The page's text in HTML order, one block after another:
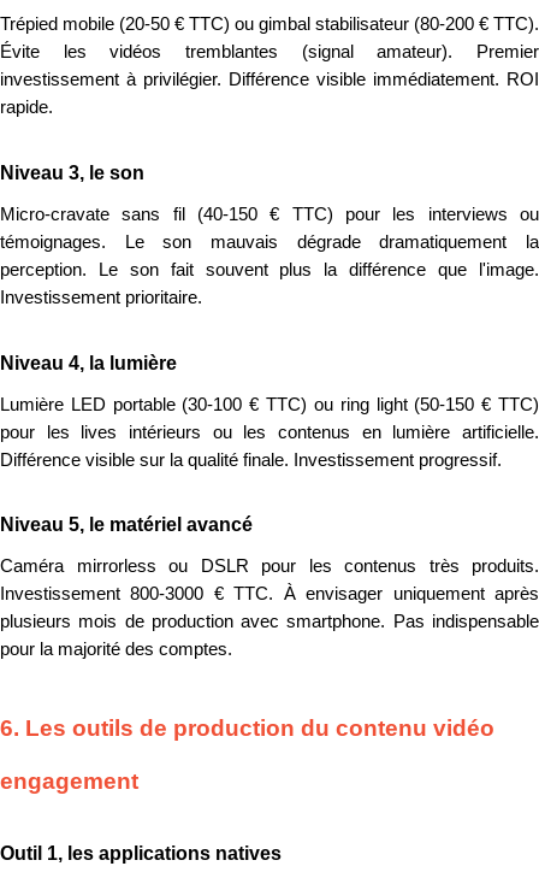
Trépied mobile (20-50 € TTC) ou gimbal stabilisateur (80-200 € TTC).
Évite les vidéos tremblantes (signal amateur). Premier
investissement à privilégier. Différence visible immédiatement. ROI
rapide.
Niveau 3, le son
Micro-cravate sans fil (40-150 € TTC) pour les interviews ou
témoignages. Le son mauvais dégrade dramatiquement la
perception. Le son fait souvent plus la différence que l'image.
Investissement prioritaire.
Niveau 4, la lumière
Lumière LED portable (30-100 € TTC) ou ring light (50-150 € TTC)
pour les lives intérieurs ou les contenus en lumière artificielle.
Différence visible sur la qualité finale. Investissement progressif.
Niveau 5, le matériel avancé
Caméra mirrorless ou DSLR pour les contenus très produits.
Investissement 800-3000 € TTC. À envisager uniquement après
plusieurs mois de production avec smartphone. Pas indispensable
pour la majorité des comptes.
6. Les outils de production du contenu vidéo
engagement
Outil 1, les applications natives